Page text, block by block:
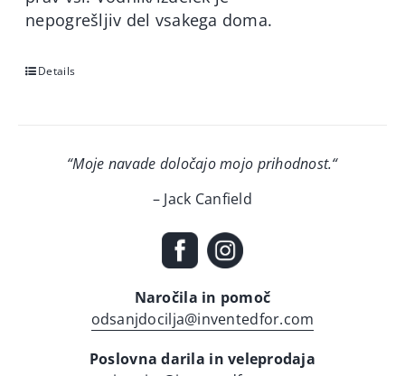
nepogrešljiv del vsakega doma.
Details
“Moje navade določajo mojo prihodnost.“
– Jack Canfield
Naročila in pomoč
odsanjdocilja@inventedfor.com
Poslovna darila in veleprodaja